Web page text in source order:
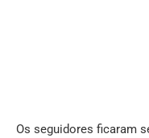
Os seguidores ficaram